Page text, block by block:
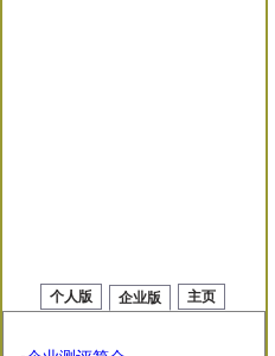
个人版 企业版 主页